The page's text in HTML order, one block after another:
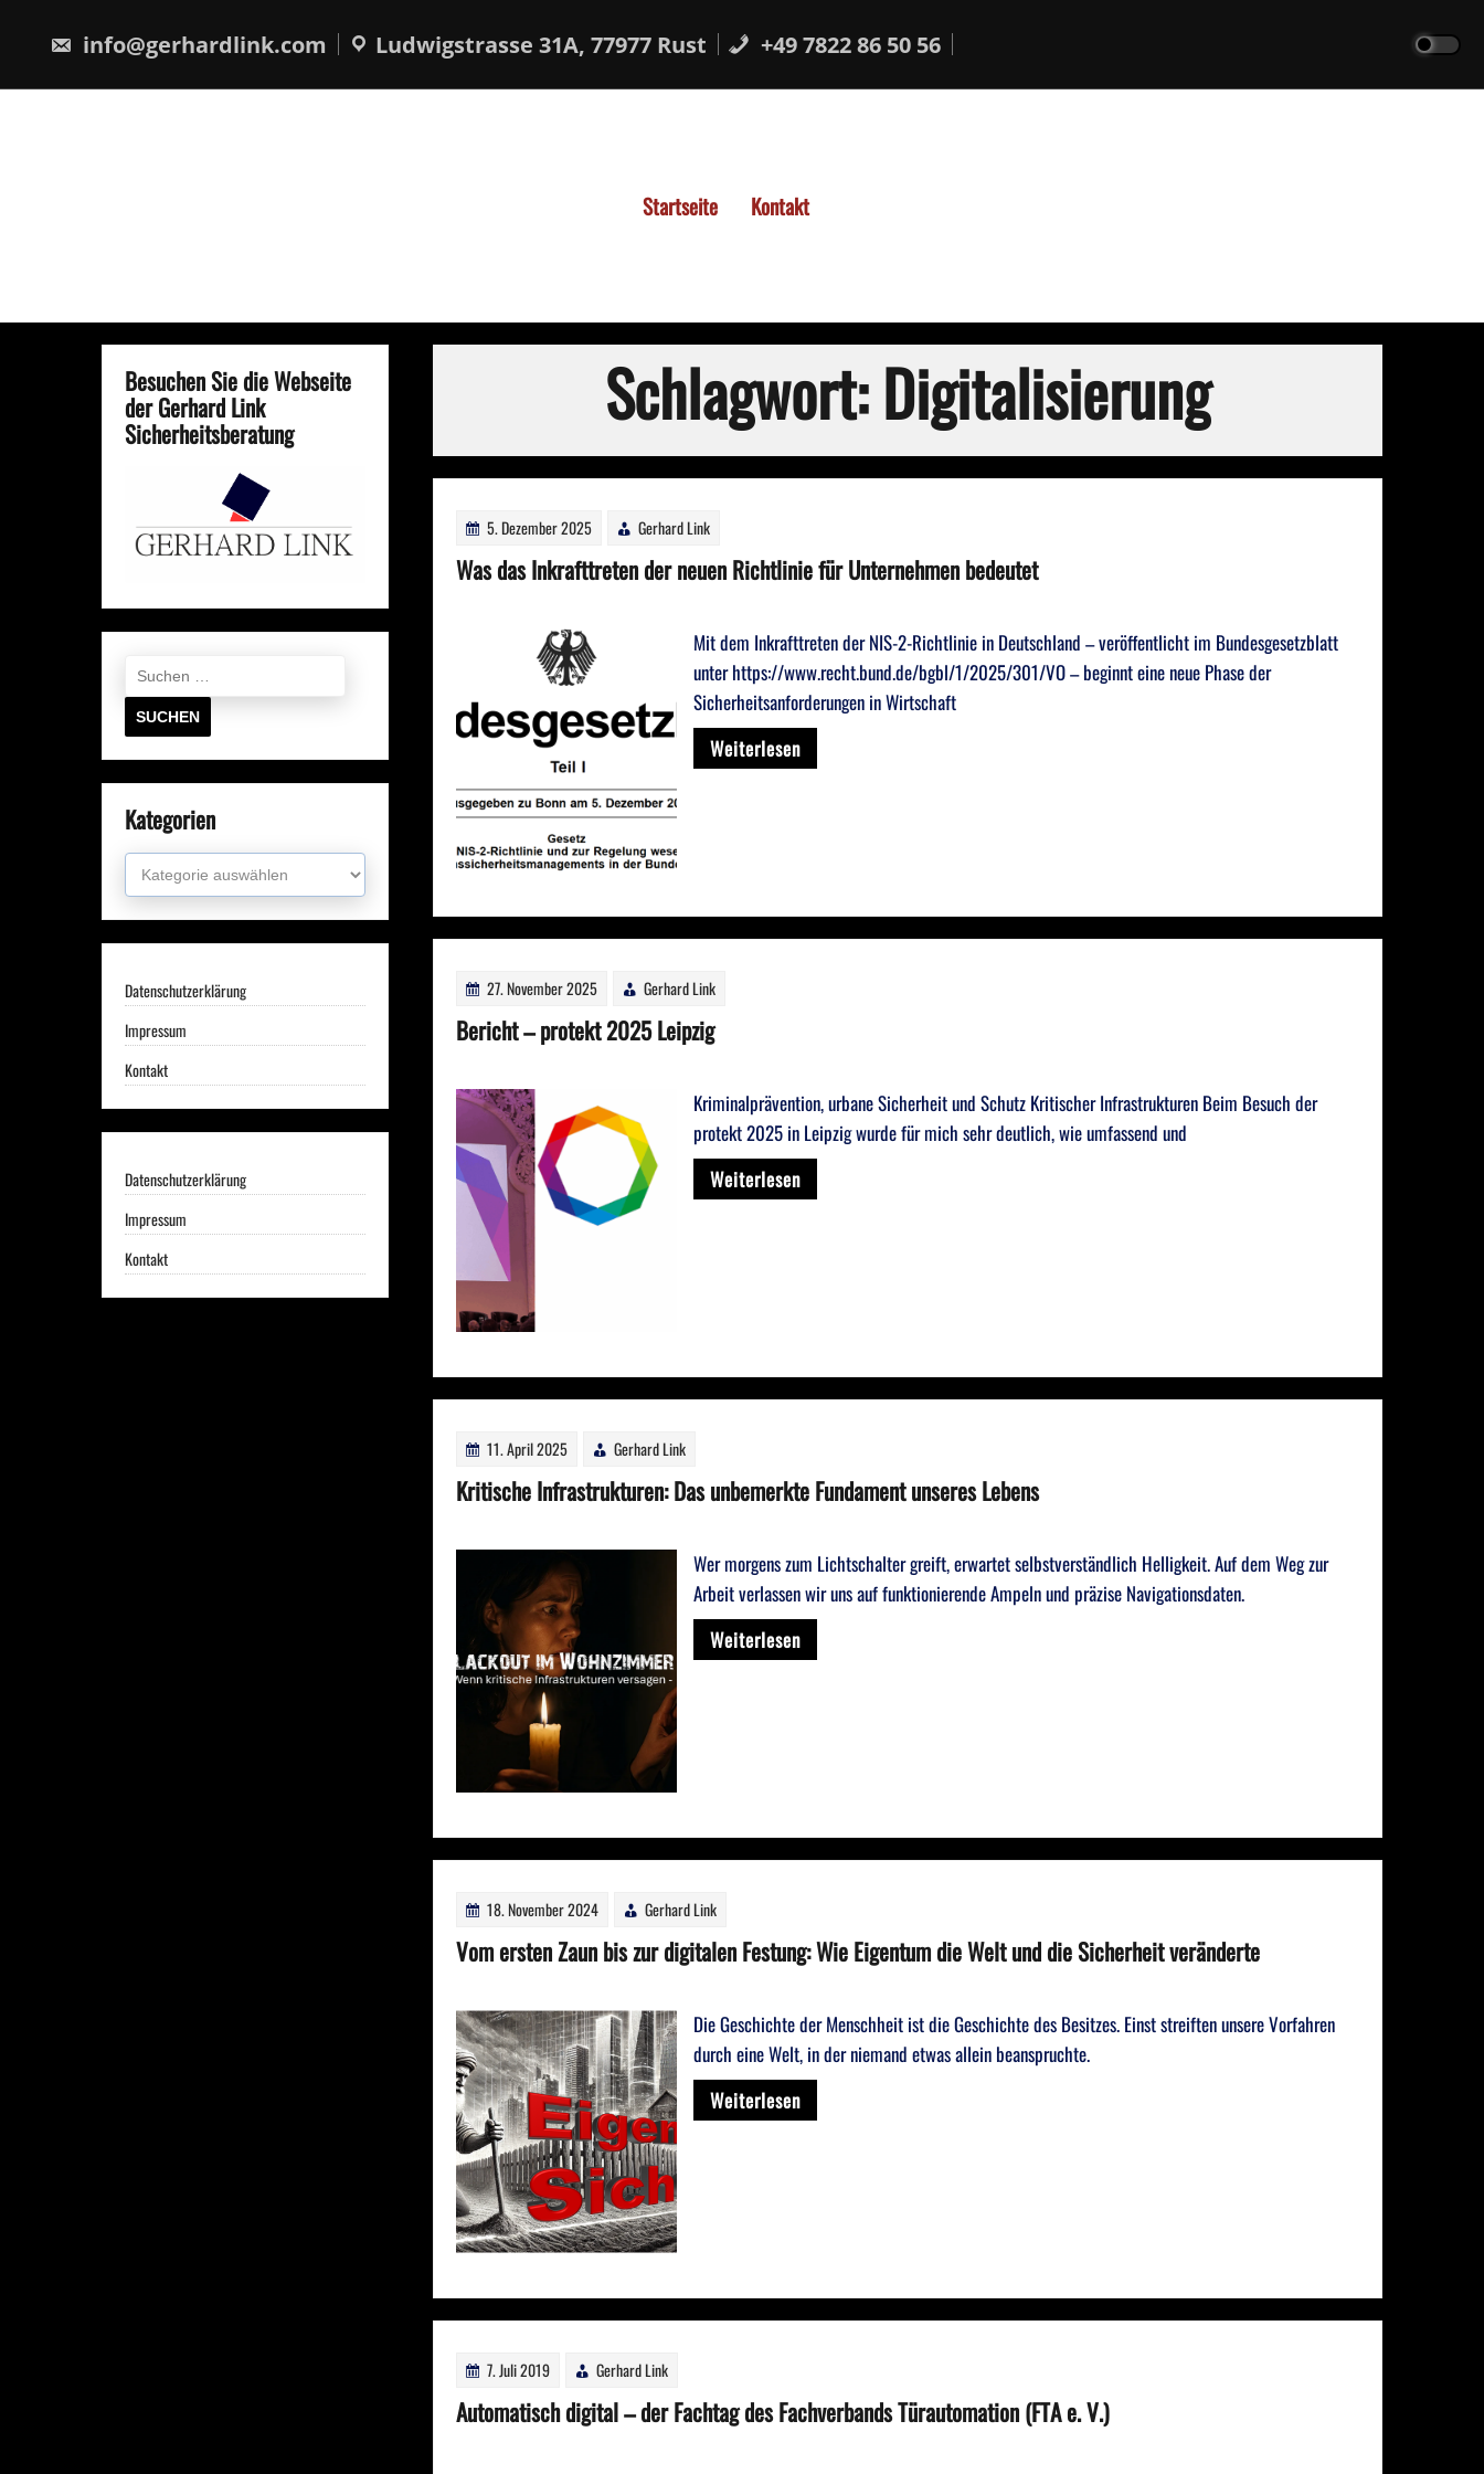
info@gerhardlink.com Ludwigstrasse 31A, 77977 Rust +49 7822 86 50 56
Startseite Kontakt
Schlagwort:Digitalisierung
5. Dezember 2025 Gerhard Link
Was das Inkrafttreten der neuen Richtlinie für Unternehmen bedeutet
Mit dem Inkrafttreten der NIS-2-Richtlinie in Deutschland – veröffentlicht im Bundesgesetzblatt
unter https://www.recht.bund.de/bgbl/1/2025/301/VO – beginnt eine neue Phase der
Sicherheitsanforderungen in Wirtschaft
Weiterlesen
27. November 2025 Gerhard Link
Bericht – protekt 2025 Leipzig
Kriminalprävention, urbane Sicherheit und Schutz Kritischer Infrastrukturen Beim Besuch der
protekt 2025 in Leipzig wurde für mich sehr deutlich, wie umfassend und
Weiterlesen
11. April 2025 Gerhard Link
Kritische Infrastrukturen: Das unbemerkte Fundament unseres Lebens
Wer morgens zum Lichtschalter greift, erwartet selbstverständlich Helligkeit. Auf dem Weg zur
Arbeit verlassen wir uns auf funktionierende Ampeln und präzise Navigationsdaten.
Weiterlesen
18. November 2024 Gerhard Link
Vom ersten Zaun bis zur digitalen Festung: Wie Eigentum die Welt und die Sicherheit veränderte
Die Geschichte der Menschheit ist die Geschichte des Besitzes. Einst streiften unsere Vorfahren
durch eine Welt, in der niemand etwas allein beanspruchte.
Weiterlesen
7. Juli 2019 Gerhard Link
Automatisch digital – der Fachtag des Fachverbands Türautomation (FTA e. V.)
Besuchen Sie die Webseite
der Gerhard Link
Sicherheitsberatung
nach:
Kategorien
Kategorien
Datenschutzerklärung
Impressum
Kontakt
Datenschutzerklärung
Impressum
Kontakt